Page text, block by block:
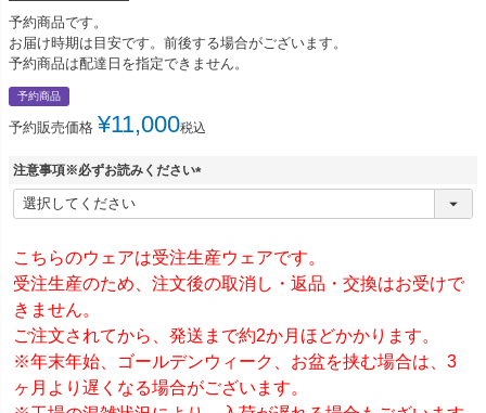
予約商品です。
お届け時期は目安です。前後する場合がございます。
予約商品は配達日を指定できません。
予約商品
予約販売価格 ¥11,000税込
注意事項※必ずお読みください
(
)
こちらのウェアは受注生産ウェアです。
受注生産のため、注文後の取消し・返品・交換はお受けで
きません。
ご注文されてから、発送まで約2か月ほどかかります。
※年末年始、ゴールデンウィーク、お盆を挟む場合は、3
ヶ月より遅くなる場合がございます。